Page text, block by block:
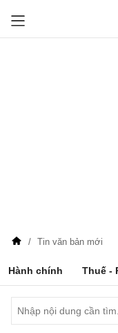
Tin văn bản mới
Hành chính Thuế -